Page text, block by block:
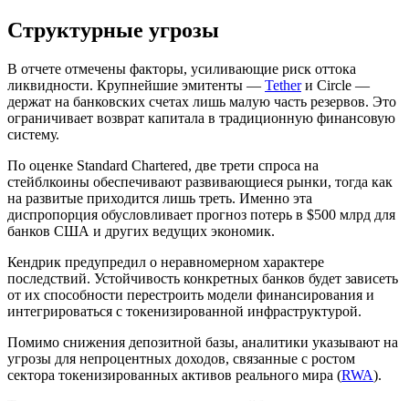
Структурные угрозы
В отчете отмечены факторы, усиливающие риск оттока
ликвидности. Крупнейшие эмитенты — Tetherи Circle —
держат на банковских счетах лишь малую часть резервов. Это
ограничивает возврат капитала в традиционную финансовую
систему.
По оценке Standard Chartered, две трети спроса на
стейблкоины обеспечивают развивающиеся рынки, тогда как
на развитые приходится лишь треть. Именно эта
диспропорция обусловливает прогноз потерь в $500 млрд для
банков США и других ведущих экономик.
Кендрик предупредил о неравномерном характере
последствий. Устойчивость конкретных банков будет зависеть
от их способности перестроить модели финансирования и
интегрироваться с токенизированной инфраструктурой.
Помимо снижения депозитной базы, аналитики указывают на
угрозы для непроцентных доходов, связанные с ростом
сектора токенизированных активов реального мира (RWA).